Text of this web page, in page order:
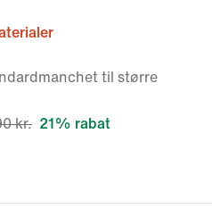
til større
kr. 21% rabat